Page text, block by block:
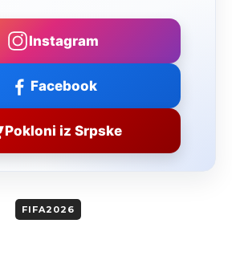
Instagram
Facebook
Pokloni iz Srpske
FIFA2026